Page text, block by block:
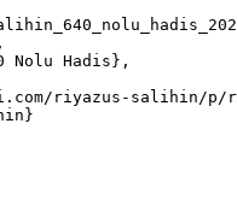
Nolu Hadis},
riyazus-salihin/